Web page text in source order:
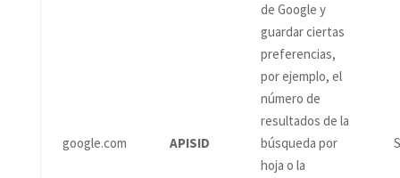
google.com APISID
de Google y
guardar ciertas
preferencias,
por ejemplo, el
número de
resultados de la
búsqueda por
hoja o la